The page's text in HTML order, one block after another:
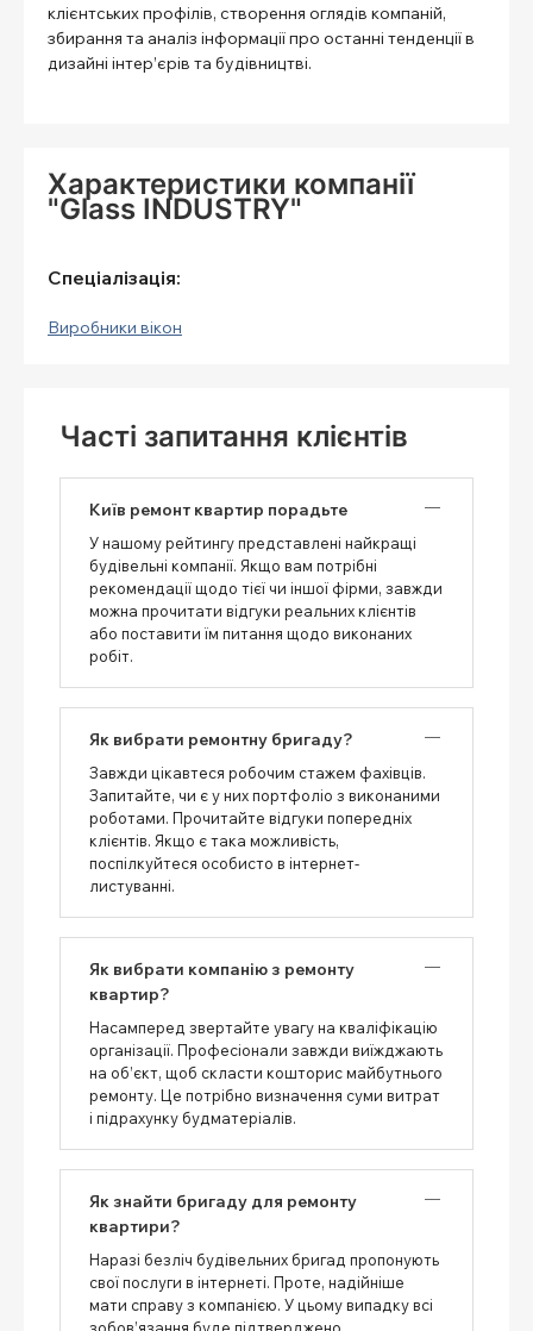
клієнтських профілів, створення оглядів компаній,
збирання та аналіз інформації про останні тенденції в
дизайні інтер’єрів та будівництві.
Характеристики компанії
"Glass INDUSTRY"
Спеціалізація:
Виробники вікон
Часті запитання клієнтів
Київ ремонт квартир порадьте
У нашому рейтингу представлені найкращі
будівельні компанії. Якщо вам потрібні
рекомендації щодо тієї чи іншої фірми, завжди
можна прочитати відгуки реальних клієнтів
або поставити їм питання щодо виконаних
робіт.
Як вибрати ремонтну бригаду?
Завжди цікавтеся робочим стажем фахівців.
Запитайте, чи є у них портфоліо з виконаними
роботами. Прочитайте відгуки попередніх
клієнтів. Якщо є така можливість,
поспілкуйтеся особисто в інтернет-
листуванні.
Як вибрати компанію з ремонту
квартир?
Насамперед звертайте увагу на кваліфікацію
організації. Професіонали завжди виїжджають
на об’єкт, щоб скласти кошторис майбутнього
ремонту. Це потрібно визначення суми витрат
і підрахунку будматеріалів.
Як знайти бригаду для ремонту
квартири?
Наразі безліч будівельних бригад пропонують
свої послуги в інтернеті. Проте, надійніше
мати справу з компанією. У цьому випадку всі
зобов’язання буде підтверджено